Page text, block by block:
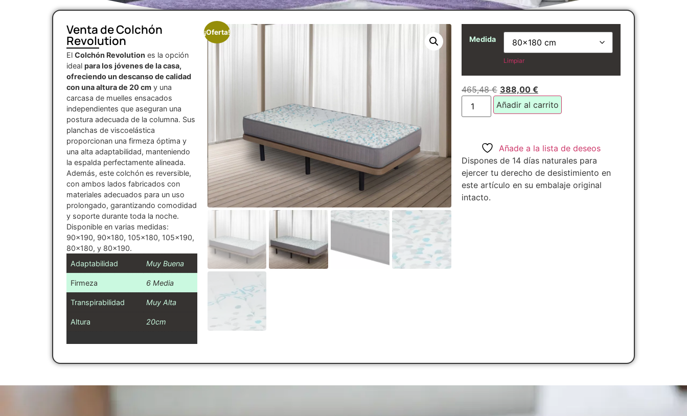
Venta de Colchón
Revolution
El Colchón Revolution es la opción
ideal para los jóvenes de la casa,
ofreciendo un descanso de calidad
con una altura de 20 cm y una
carcasa de muelles ensacados
independientes que aseguran una
postura adecuada de la columna. Sus
planchas de viscoelástica
proporcionan una firmeza óptima y
una alta adaptabilidad, manteniendo
la espalda perfectamente alineada.
Además, este colchón es reversible,
con ambos lados fabricados con
materiales adecuados para un uso
prolongado, garantizando comodidad
y soporte durante toda la noche.
Disponible en varias medidas:
90×190, 90×180, 105×180, 105×190,
80×180, y 80×190.
Adaptabilidad
Muy Buena
Firmeza 6 Media
Transpirabilidad Muy Alta
Altura 20cm
¡Oferta!
Medida
Limpiar
465,48€ 388,00 €
Añadir al carrito
Añade a la lista de deseos
Dispones de 14 días naturales para
ejercer tu derecho de desistimiento en
este artículo en su embalaje original
intacto.